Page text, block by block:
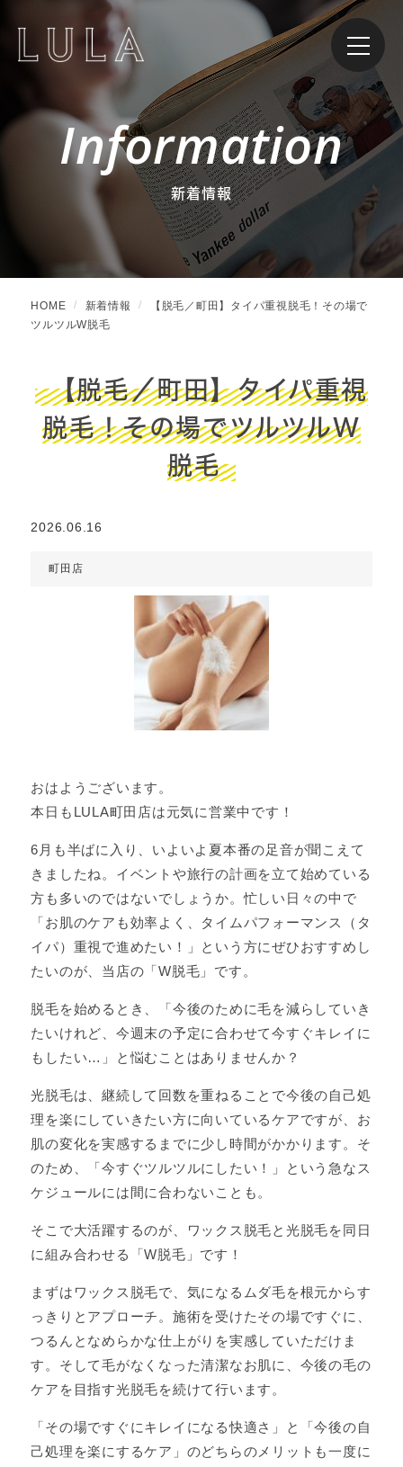
Information
新着情報
HOME 新着情報
【脱毛／町田】タイパ重視脱毛！その場で
ツルツルW脱毛
【脱毛／町田】タイパ重視
脱毛！その場でツルツルW
脱毛
2026.06.16
町田店
おはようございます。
本日もLULA町田店は元気に営業中です！
6月も半ばに入り、いよいよ夏本番の足音が聞こえて
きましたね。イベントや旅行の計画を立て始めている
方も多いのではないでしょうか。忙しい日々の中で
「お肌のケアも効率よく、タイムパフォーマンス（タ
イパ）重視で進めたい！」という方にぜひおすすめし
たいのが、当店の「W脱毛」です。
脱毛を始めるとき、「今後のために毛を減らしていき
たいけれど、今週末の予定に合わせて今すぐキレイに
もしたい…」と悩むことはありませんか？
光脱毛は、継続して回数を重ねることで今後の自己処
理を楽にしていきたい方に向いているケアですが、お
肌の変化を実感するまでに少し時間がかかります。そ
のため、「今すぐツルツルにしたい！」という急なス
ケジュールには間に合わないことも。
そこで大活躍するのが、ワックス脱毛と光脱毛を同日
に組み合わせる「W脱毛」です！
まずはワックス脱毛で、気になるムダ毛を根元からす
っきりとアプローチ。施術を受けたその場ですぐに、
つるんとなめらかな仕上がりを実感していただけま
す。そして毛がなくなった清潔なお肌に、今後の毛の
ケアを目指す光脱毛を続けて行います。
「その場ですぐにキレイになる快適さ」と「今後の自
己処理を楽にするケア」のどちらのメリットも一度に